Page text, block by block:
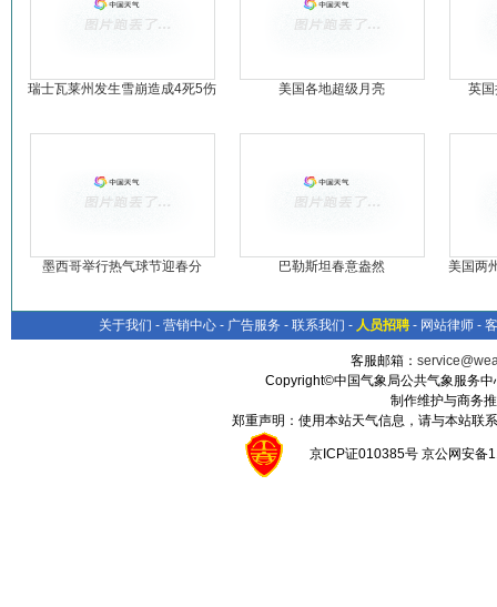
瑞士瓦莱州发生雪崩造成4死5伤 美国各地超级月亮 英
墨西哥举行热气球节迎春分 巴勒斯坦春意盎然 美国两
关于我们 - 营销中心 - 广告服务 - 联系我们 - 人员招聘 - 网站律师 -
客服邮箱：
Copyright©中国气象局公共气象服务
制作维护与商务
郑重声明：使用本站天气信息，请与本站联
京ICP证010385号 京公网安备